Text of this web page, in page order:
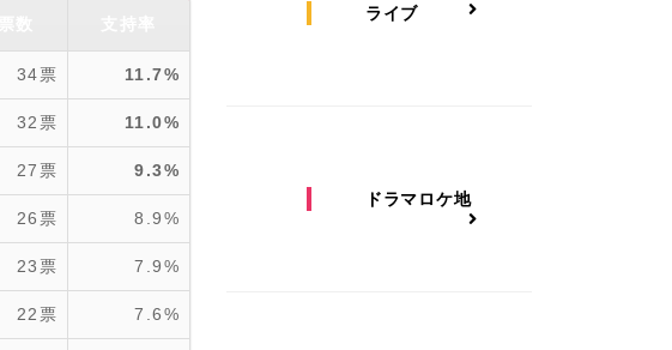
34票 11.7%
32票 11.0%
27票 9.3%
26票 8.9%
23票 7.9%
22票 7.6%
ライブ
ドラマロケ地